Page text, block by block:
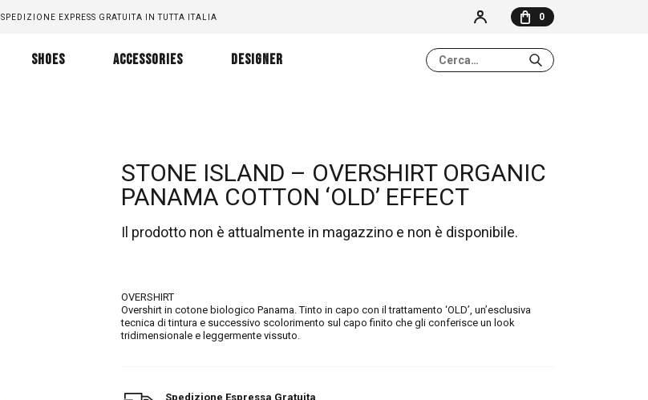
SPEDIZIONE EXPRESS GRATUITA IN TUTTA ITALIA 0
NESSUN ELEMENTO NEL CARRELLO
SHOES ACCESSORIES DESIGNER
STONE ISLAND – OVERSHIRT ORGANIC
PANAMA COTTON ‘OLD’ EFFECT
Il prodotto non è attualmente in magazzino e non è disponibile.
OVERSHIRT
Overshirt in cotone biologico Panama. Tinto in capo con il trattamento ‘OLD’, un’esclusiva
tecnica di tintura e successivo scolorimento sul capo finito che gli conferisce un look
tridimensionale e leggermente vissuto.
Spedizione Espressa Gratuita